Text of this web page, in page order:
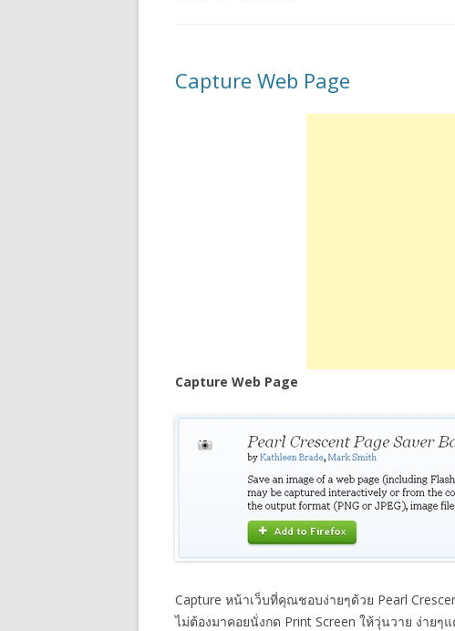
Capture Web Page
Capture Web Page
Capture หน้าเว็บที่คุณชอบง่ายๆด้วย Pearl
ไม่ต้องมาคอยนั่งกด Print Screen ให้วุ่นวาย ง่ายๆ